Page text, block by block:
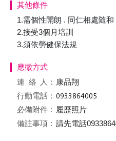
其他條件
1.需個性開朗 . 同仁相處隨
2.接受3個月培訓
3.須依勞健保法規
應徵方式
連絡
人： 康品翔
行動電話：
必備附件： 履歷照片
備註事項： 請先電話